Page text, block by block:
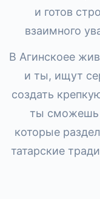
и готов
взаимного
В Агинскоее
и ты, ищут
создать
ты сможешь
которые
татарские